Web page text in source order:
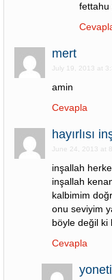
fettahu
mert
July 19, 2013 at
amin
Cevapla
hayırlısı
June 24, 2013 at
inşallah
inşallah
kalbimim
onu seviyim
böyle değil ki
Cevapla